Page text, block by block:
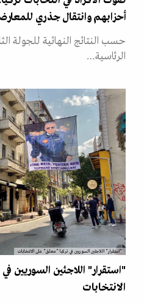
أحزابهم وانتقال جذري
حسب النتائج النهائية للجولة
الرئاسية…
"استقرار" اللاجئين السوريين في تركيا "معلق" على الانتخابات
"استقرار" اللاجئين السوريين
الانتخابات